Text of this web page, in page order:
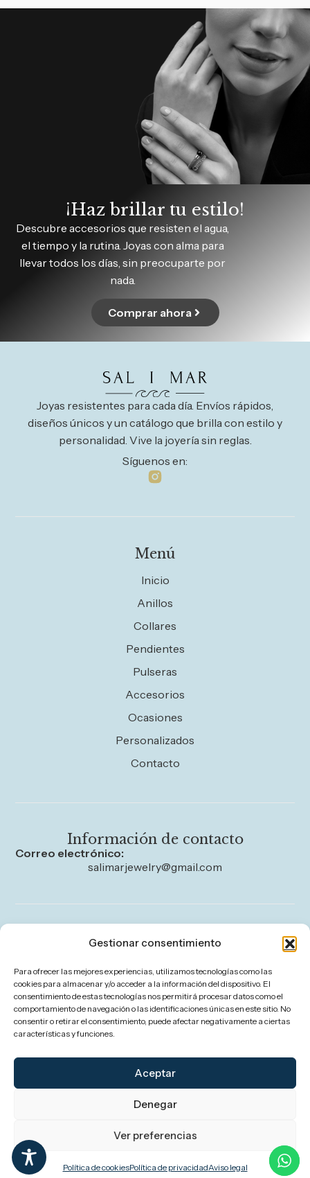
Gestionar consentimiento
Para ofrecer las mejores experiencias, utilizamos tecnologías como las
cookies para almacenar y/o acceder a la información del dispositivo. El
consentimiento de estas tecnologías nos permitirá procesar datos como el
comportamiento de navegación o las identificaciones únicas en este sitio. No
consentir o retirar el consentimiento, puede afectar negativamente a ciertas
características y funciones.
Aceptar
Denegar
Ver preferencias
Política de cookiesPolítica de privacidadAviso legal
¡Haz brillar tu estilo!
Descubre accesorios que resisten el agua,
el tiempo y la rutina. Joyas con alma para
llevar todos los días, sin preocuparte por
nada.
Comprar ahora
Joyas resistentes para cada día. Envíos rápidos,
diseños únicos y un catálogo que brilla con estilo y
personalidad. Vive la joyería sin reglas.
Síguenos en:
Menú
Inicio
Anillos
Collares
Pendientes
Pulseras
Accesorios
Ocasiones
Personalizados
Contacto
Información de contacto
Correo electrónico:
salimarjewelry@gmail.com
Política de privacidad
Política de cookies (UE)
Política de envíos y devoluciones